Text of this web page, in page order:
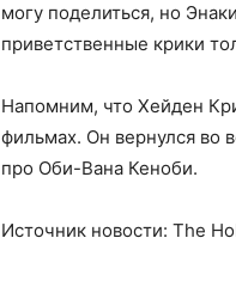
могу поделиться, но
приветственные крики
Напомним, что Хейден
фильмах. Он вернулся во
про Оби-Вана Кеноби.
Источник новости: The